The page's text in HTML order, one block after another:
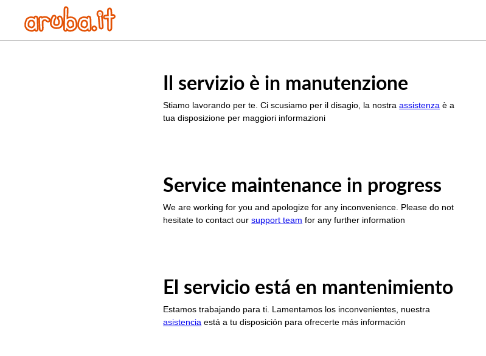
Il servizio è in manutenzione
Stiamo lavorando per te. Ci scusiamo per il disagio, la nostraassistenza è a
tua disposizione per maggiori informazioni
Service maintenance in progress
We are working for you and apologize for any inconvenience. Please do not
hesitate to contact oursupport team for any further information
El servicio está en mantenimiento
Estamos trabajando para ti. Lamentamos los inconvenientes, nuestra
asistencia está a tu disposición para ofrecerte más información